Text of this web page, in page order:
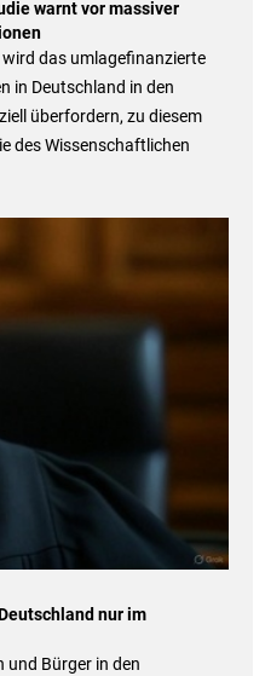
warnt vor massiver
das umlagefinanzierte
in Deutschland in den
überfordern, zu diesem
des Wissenschaftlichen
nur im
und Bürger in den